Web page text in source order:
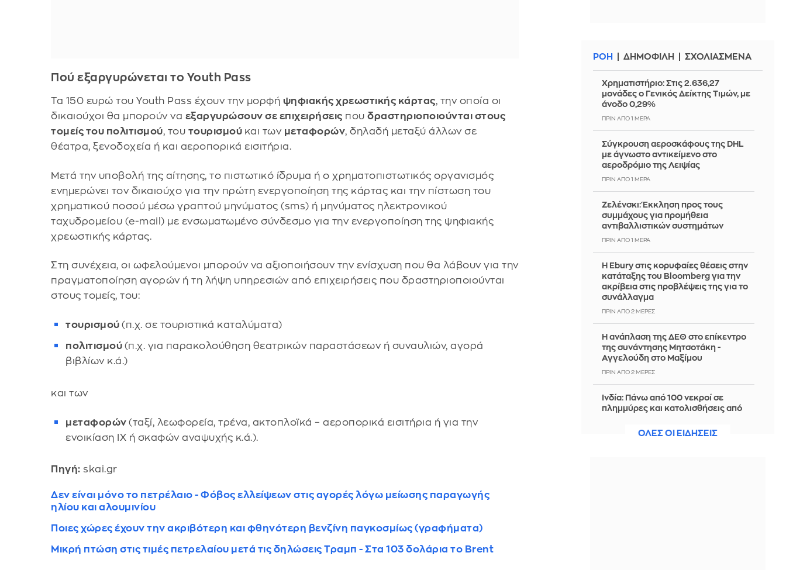
Πού εξαργυρώνεται το Youth Pass
Τα 150 ευρώ του Youth Pass έχουν την μορφή ψηφιακής χρεωστικής κάρτας, την οποία οι
δικαιούχοι θα μπορούν να εξαργυρώσουν σε επιχειρήσεις πουδραστηριοποιούνται στους
τομείς του πολιτισμού, του τουρισμού και των μεταφορών, δηλαδή μεταξύ άλλων σε
θέατρα, ξενοδοχεία ή και αεροπορικά εισιτήρια.
Μετά την υποβολή της αίτησης, το πιστωτικό ίδρυμα ή ο χρηματοπιστωτικός οργανισμός
ενημερώνει τον δικαιούχο για την πρώτη ενεργοποίηση της κάρτας και την πίστωση του
χρηματικού ποσού μέσω γραπτού μηνύματος (sms) ή μηνύματος ηλεκτρονικού
ταχυδρομείου (e-mail) με ενσωματωμένο σύνδεσμο για την ενεργοποίηση της ψηφιακής
χρεωστικής κάρτας.
Στη συνέχεια, οι ωφελούμενοι μπορούν να αξιοποιήσουν την ενίσχυση που θα λάβουν για την
πραγματοποίηση αγορών ή τη λήψη υπηρεσιών από επιχειρήσεις που δραστηριοποιούνται
στους τομείς, του:
τουρισμού(π.χ. σε τουριστικά καταλύματα)
πολιτισμού (π.χ. για παρακολούθηση θεατρικών παραστάσεων ή συναυλιών, αγορά
βιβλίων κ.ά.)
και των
μεταφορών(ταξί, λεωφορεία, τρένα, ακτοπλοϊκά – αεροπορικά εισιτήρια ή για την
ενοικίαση ΙΧ ή σκαφών αναψυχής κ.ά.).
Πηγή: skai.gr
Δεν είναι μόνο το πετρέλαιο - Φόβος ελλείψεων στις αγορές λόγω μείωσης παραγωγής
ηλίου και αλουμινίου
Ποιες χώρες έχουν την ακριβότερη και φθηνότερη βενζίνη παγκοσμίως (γραφήματα)
Μικρή πτώση στις τιμές πετρελαίου μετά τις δηλώσεις Τραμπ - Στα 103 δολάρια το Brent
ΡΟΗ ΔΗΜΟΦΙΛΗ ΣΧΟΛΙΑΣΜΕΝΑ
Χρηματιστήριο: Στις 2.636,27
μονάδες ο Γενικός Δείκτης Τιμών, με
άνοδο 0,29%
ΠΡΙΝ ΑΠΌ 1 ΜΈΡΑ
Σύγκρουση αεροσκάφους της DHL
με άγνωστο αντικείμενο στο
αεροδρόμιο της Λειψίας
ΠΡΙΝ ΑΠΌ 1 ΜΈΡΑ
Ζελένσκι: Έκκληση προς τους
συμμάχους για προμήθεια
αντιβαλλιστικών συστημάτων
ΠΡΙΝ ΑΠΌ 1 ΜΈΡΑ
Η Ebury στις κορυφαίες θέσεις στην
κατάταξης του Bloomberg για την
ακρίβεια στις προβλέψεις της για το
συνάλλαγμα
ΠΡΙΝ ΑΠΌ 2 ΜΈΡΕΣ
Η ανάπλαση της ΔΕΘ στο επίκεντρο
της συνάντησης Μητσοτάκη -
Αγγελούδη στο Μαξίμου
ΠΡΙΝ ΑΠΌ 2 ΜΈΡΕΣ
Ινδία: Πάνω από 100 νεκροί σε
πλημμύρες και κατολισθήσεις από
ΠΡΙΝ ΑΠΌ 2 ΜΈΡΕΣΟΛΕΣ ΟΙ ΕΙΔΗΣΕΙΣ